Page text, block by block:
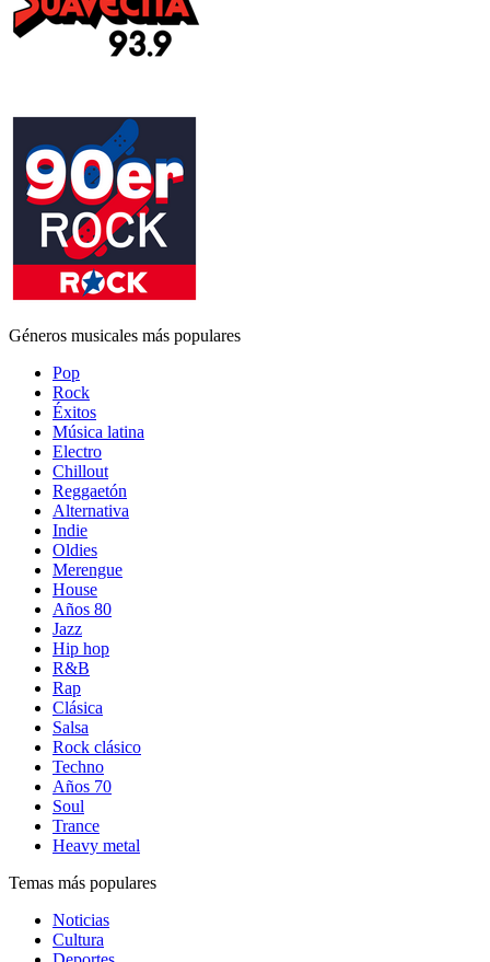
Géneros musicales más populares
Pop
Rock
Éxitos
Música latina
Electro
Chillout
Reggaetón
Alternativa
Indie
Oldies
Merengue
House
Años 80
Jazz
Hip hop
R&B
Rap
Clásica
Salsa
Rock clásico
Techno
Años 70
Soul
Trance
Heavy metal
Temas más populares
Noticias
Cultura